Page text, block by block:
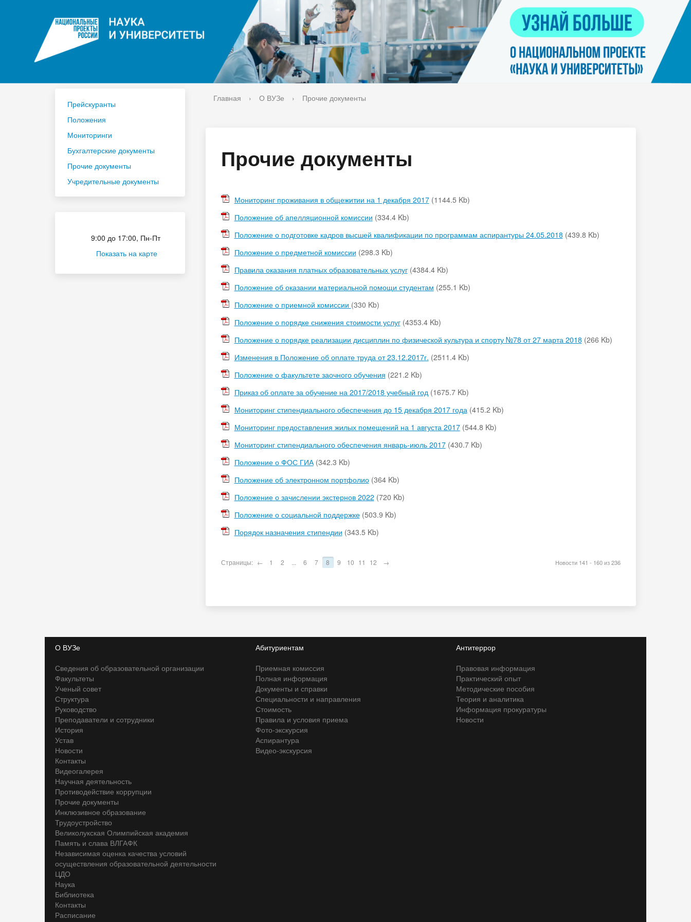
Библиотека
Контакты
Расписание
Спорт-норма жизни Оценка качества образования
Нацпроект "Наука и университеты"
Год педагога и наставника 2023
Попечительский совет
Единое окно по решению вопросов
поддержки молодых студенческих
семей и матерей (отцов) с детьми
Прейскуранты
Положения
Мониторинги
Бухгалтерские документы
Прочие документы
Учредительные документы
9:00 до 17:00, Пн-Пт
Показать на карте
Главная › О ВУЗе › Прочие документы
Прочие документы
Мониторинг проживания в общежитии на 1 декабря 2017 (1144.5 Kb)
Положение об апелляционной комиссии (334.4 Kb)
Положение о подготовке кадров высшей квалификации по программам аспирантуры 24.05.2018 (439.8 Kb)
Положение о предметной комиссии (298.3 Kb)
Правила оказания платных образовательных услуг (4384.4 Kb)
Положение об оказании материальной помощи студентам (255.1 Kb)
Положение о приемной комиссии (330 Kb)
Положение о порядке снижения стоимости услуг (4353.4 Kb)
Положение о порядке реализации дисциплин по физической культура и спорту №78 от 27 марта 2018 (266 Kb)
Изменения в Положение об оплате труда от 23.12.2017г. (2511.4 Kb)
Положение о факультете заочного обучения (221.2 Kb)
Приказ об оплате за обучение на 2017/2018 учебный год (1675.7 Kb)
Мониторинг стипендиального обеспечения до 15 декабря 2017 года (415.2 Kb)
Мониторинг предоставления жилых помещений на 1 августа 2017 (544.8 Kb)
Мониторинг стипендиального обеспечения январь-июль 2017 (430.7 Kb)
Положение о ФОС ГИА (342.3 Kb)
Положение об электронном портфолио (364 Kb)
Положение о зачислении экстернов 2022 (720 Kb)
Положение о социальной поддержке (503.9 Kb)
Порядок назначения стипендии (343.5 Kb)
Новости 141 - 160 из 236
Страницы: ← 1 2 ... 6 7 8 9 10 11 12 →
О ВУЗе
Сведения об образовательной организации
Факультеты
Ученый совет
Структура
Руководство
Преподаватели и сотрудники
История
Устав
Новости
Контакты
Видеогалерея
Научная деятельность
Противодействие коррупции
Прочие документы
Инклюзивное образование
Трудоустройство
Великолукская Олимпийская академия
Память и слава ВЛГАФК
Независимая оценка качества условий
осуществления образовательной деятельности
ЦДО
Наука
Библиотека
Контакты
Расписание
Абитуриентам
Приемная комиссия
Полная информация
Документы и справки
Специальности и направления
Стоимость
Правила и условия приема
Фото-экскурсия
Аспирантура
Видео-экскурсия
Антитеррор
Правовая информация
Практический опыт
Методические пособия
Теория и аналитика
Информация прокуратуры
Новости